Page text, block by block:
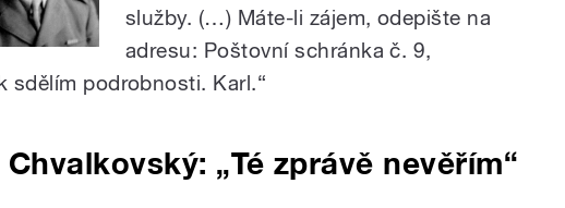
služby. (…) Máte-li zájem, odepište na
adresu: Poštovní schránka č. 9,
sdělím podrobnosti. Karl.“
„Té zprávě nevěřím“